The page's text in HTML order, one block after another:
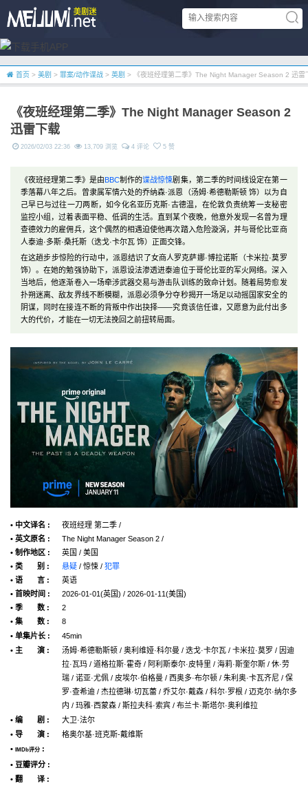
首页 > 美剧 > 罪案/动作谍战 > 英剧 > 《夜班经理第二季》The Night Manager Season 2 迅雷
《夜班经理第二季》The Night Manager Season 2
迅雷下载
2026/02/03 22:36 13,709 浏览 4 评论 5 赞
《夜班经理第二季》是由BBC制作的谍战惊悚剧集，第二季的时间线设定在第一
季落幕八年之后。曾隶属军情六处的乔纳森·派恩（汤姆·希德勒斯顿 饰）以为自
己早已与过往一刀两断，如今化名亚历克斯·古德温，在伦敦负责统筹一支秘密
监控小组，过着表面平稳、低调的生活。直到某个夜晚，他意外发现一名曾为理
查德效力的雇佣兵，这个偶然的相遇迫使他再次踏入危险漩涡，并与哥伦比亚商
人泰迪·多斯·桑托斯（迭戈·卡尔瓦 饰）正面交锋。
在这趟步步惊险的行动中，派恩结识了女商人罗克萨娜·博拉诺斯（卡米拉·莫罗
饰）。在她的勉强协助下，派恩设法渗透进泰迪位于哥伦比亚的军火网络。深入
当地后，他逐渐卷入一场牵涉武器交易与游击队训练的致命计划。随着局势愈发
扑朔迷离、敌友界线不断模糊，派恩必须争分夺秒揭开一场足以动摇国家安全的
阴谋，同时在接连不断的背叛中作出抉择——究竟该信任谁，又愿意为此付出多
大的代价，才能在一切无法挽回之前扭转局面。
• 中文译名 :
夜班经理 第二季 /
• 英文原名 :
The Night Manager Season 2 /
• 制作地区 :
英国 / 美国
• 类 别 :
悬疑 / 惊悚 / 犯罪
• 语 言 :
英语
• 首映时间 :
2026-01-01(英国) / 2026-01-11(美国)
• 季 数 :
2
• 集 数 :
8
• 单集片长 :
45min
• 主 演 :
汤姆·希德勒斯顿 / 奥利维娅·科尔曼 / 迭戈·卡尔瓦 / 卡米拉·莫罗 / 因迪
拉·瓦玛 / 道格拉斯·霍奇 / 阿利斯泰尔·皮特里 / 海莉·斯奎尔斯 / 休·劳
瑞 / 诺亚·尤佩 / 皮埃尔·伯格曼 / 西奥多·布尔顿 / 朱利奥·卡瓦齐尼 / 保
罗·查希迪 / 杰拉德琳·切瓦蕾 / 乔艾尔·戴森 / 科尔·罗根 / 迈克尔·纳尔多
内 / 玛雅·西蒙森 / 斯拉夫科·索宾 / 布兰卡·斯塔尔·奥利维拉
• 编 剧 :
大卫·法尔
• 导 演 :
格奥尔基·班克斯-戴维斯
•
IMDb评分 :
• 豆瓣评分 :
• 翻 译 :